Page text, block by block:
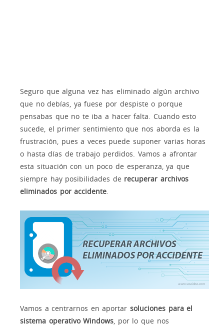
Seguro que alguna vez has eliminado algún archivo
que no debías, ya fuese por despiste o porque
pensabas que no te iba a hacer falta. Cuando esto
sucede, el primer sentimiento que nos aborda es la
frustración, pues a veces puede suponer varias horas
o hasta días de trabajo perdidos. Vamos a afrontar
esta situación con un poco de esperanza, ya que
siempre hay posibilidades de recuperar archivos
eliminados por accidente
Vamos a centrarnos en aportar soluciones para el
sistema operativo Windows, por lo que nos